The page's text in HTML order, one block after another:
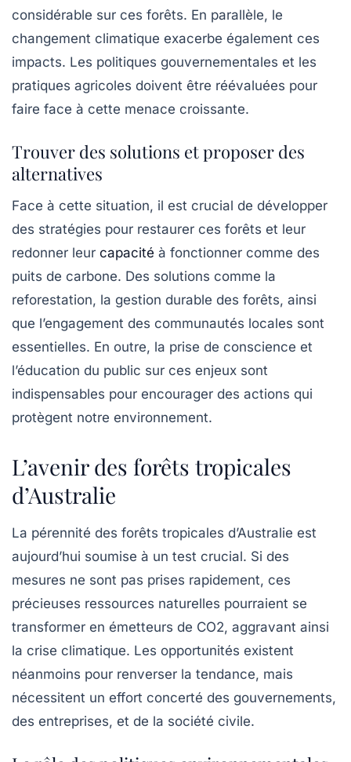
considérable sur ces forêts. En parallèle, le
changement climatique exacerbe également ces
impacts. Les politiques gouvernementales et les
pratiques agricoles doivent être réévaluées pour
faire face à cette menace croissante.
Trouver des solutions et proposer des
alternatives
Face à cette situation, il est crucial de développer
des stratégies pour restaurer ces forêts et leur
redonner leur capacité à fonctionner comme des
puits de carbone. Des solutions comme la
reforestation, la gestion durable des forêts, ainsi
que l’engagement des communautés locales sont
essentielles. En outre, la prise de conscience et
l’éducation du public sur ces enjeux sont
indispensables pour encourager des actions qui
protègent notre environnement.
L’avenir des forêts tropicales
d’Australie
La pérennité des forêts tropicales d’Australie est
aujourd’hui soumise à un test crucial. Si des
mesures ne sont pas prises rapidement, ces
précieuses ressources naturelles pourraient se
transformer en émetteurs de CO2, aggravant ainsi
la crise climatique. Les opportunités existent
néanmoins pour renverser la tendance, mais
nécessitent un effort concerté des gouvernements,
des entreprises, et de la société civile.